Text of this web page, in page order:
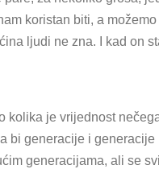
koristan biti, a
ljudi ne zna. I kad on
kolika je vrijednost
bi generacije i
generacijama, ali se